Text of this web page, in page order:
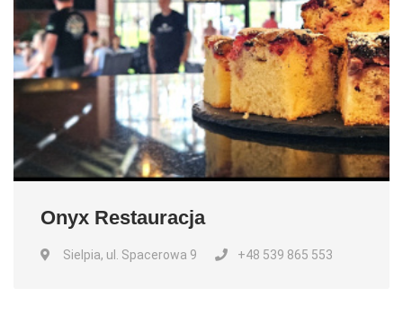
Onyx Restauracja
Sielpia, ul. Spacerowa 9 +48 539 865 553